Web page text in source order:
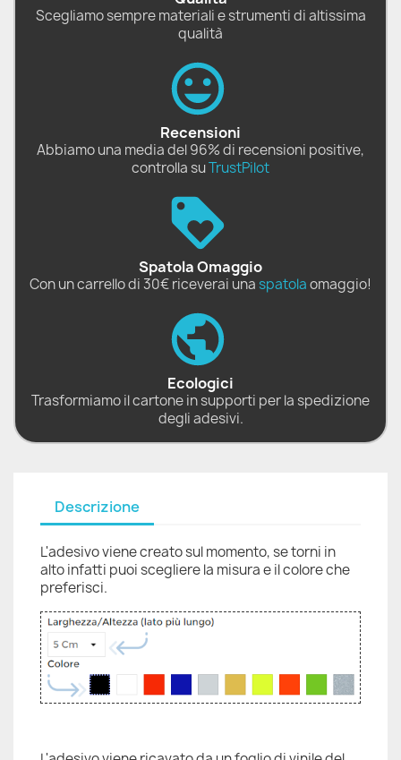
Scegliamo sempre materiali e strumenti di altissima
qualità
Recensioni
Abbiamo una media del 96% di recensioni positive,
controlla suTrustPilot
Spatola Omaggio
Con un carrello di 30€ riceverai una spatolaomaggio!
Ecologici
Trasformiamo il cartone in supporti per la spedizione
degli adesivi.
Descrizione
L'adesivo viene creato sul momento, se torni in
alto infatti puoi scegliere la misura e il colore che
preferisci.